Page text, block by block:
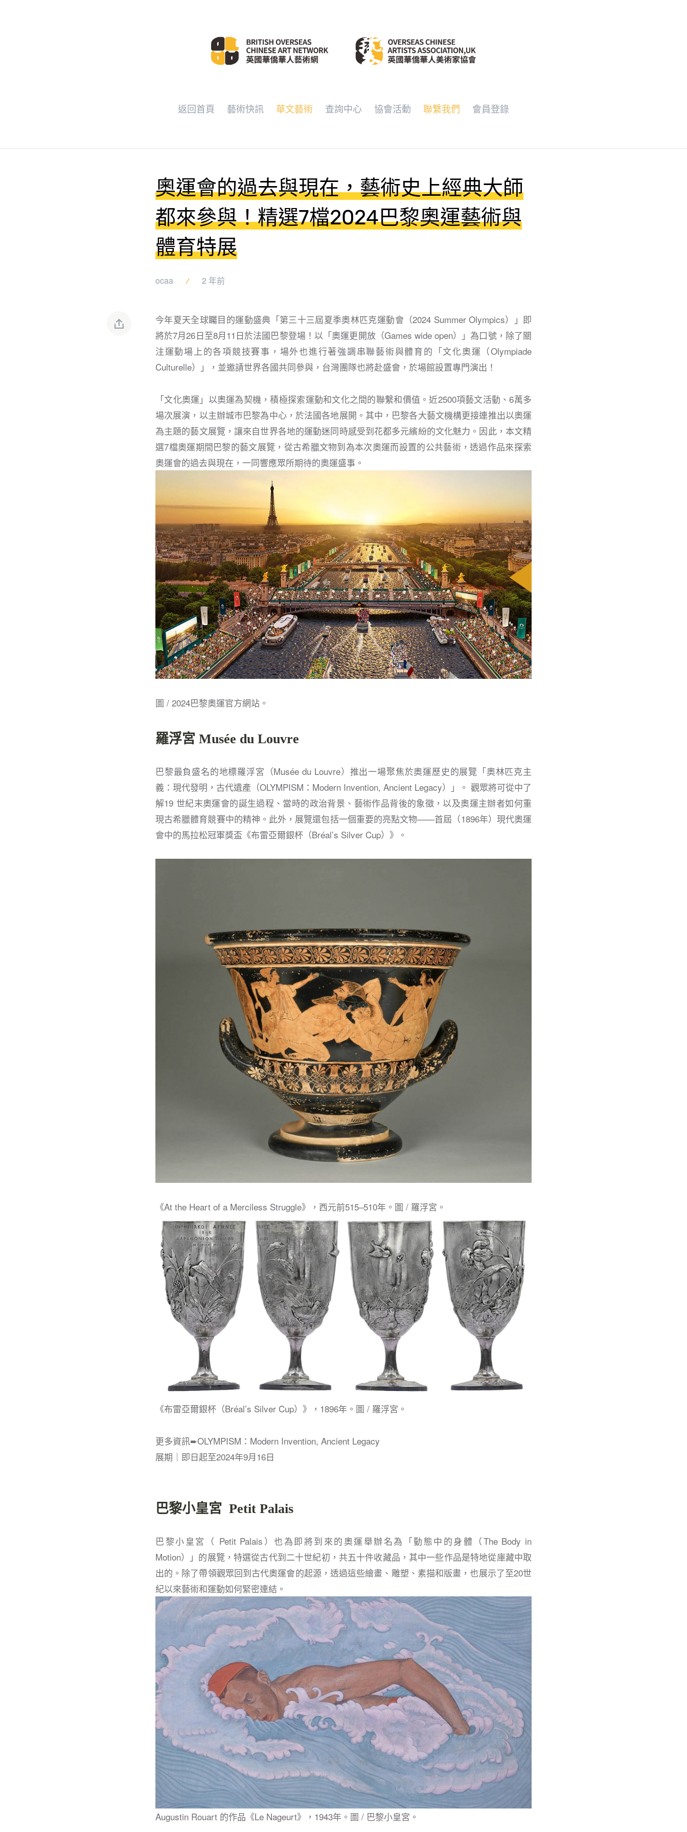
返回首頁 藝術快訊 華文藝術 查詢中心 協會活動 聯繫我們 會員登錄
奧運會的過去與現在，藝術史上經典大師
都來參與！精選7檔2024巴黎奧運藝術與
體育特展
ocaa 2 年前
今年夏天全球矚目的運動盛典「第三十三屆夏季奧林匹克運動會（2024 Summer Olympics）」即
將於7月26日至8月11日於法國巴黎登場！以「奧運更開放（Games wide open）」為口號，除了關
注運動場上的各項競技賽事，場外也進行著強調串聯藝術與體育的「文化奧運（Olympiade
Culturelle）」，並邀請世界各國共同參與，台灣團隊也將赴盛會，於場館設置專門演出！
「文化奧運」以奧運為契機，積極探索運動和文化之間的聯繫和價值。近2500項藝文活動、6萬多
場次展演，以主辦城市巴黎為中心，於法國各地展開。其中，巴黎各大藝文機構更接連推出以奧運
為主題的藝文展覽，讓來自世界各地的運動迷同時感受到花都多元繽紛的文化魅力。因此，本文精
選7檔奧運期間巴黎的藝文展覽，從古希臘文物到為本次奧運而設置的公共藝術，透過作品來探索
奧運會的過去與現在，一同響應眾所期待的奧運盛事。
圖 / 2024巴黎奧運官方網站。
羅浮宮 Musée du Louvre
巴黎最負盛名的地標羅浮宮（Musée du Louvre）推出一場聚焦於奧運歷史的展覽「奧林匹克主
義：現代發明，古代遺產（OLYMPISM：Modern Invention, Ancient Legacy）」。 觀眾將可從中了
解19 世紀末奧運會的誕生過程、當時的政治背景、藝術作品背後的象徵，以及奧運主辦者如何重
現古希臘體育競賽中的精神。此外，展覽還包括一個重要的亮點文物——首屆（1896年）現代奧運
會中的馬拉松冠軍獎盃《布雷亞爾銀杯（Bréal’s Silver Cup）》。
《At the Heart of a Merciless Struggle》，西元前515–510年。圖 / 羅浮宮。
《布雷亞爾銀杯（Bréal’s Silver Cup）》，1896年。圖 / 羅浮宮。
更多資訊➨OLYMPISM：Modern Invention, Ancient Legacy
展期｜即日起至2024年9月16日
巴黎小皇宮 Petit Palais
巴黎小皇宮（ Petit Palais）也為即將到來的奧運舉辦名為「動態中的身體（The Body in
Motion）」的展覽，特選從古代到二十世紀初，共五十件收藏品，其中一些作品是特地從庫藏中取
出的。除了帶領觀眾回到古代奧運會的起源，透過這些繪畫、雕塑、素描和版畫，也展示了至20世
紀以來藝術和運動如何緊密連結。
Augustin Rouart 的作品《Le Nageurt》，1943年。圖 / 巴黎小皇宮。